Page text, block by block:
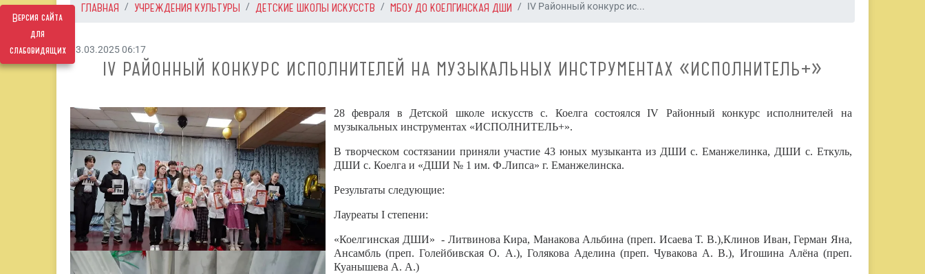
Версия сайта
для
слабовидящих
ГЛАВНАЯ УЧРЕЖДЕНИЯ КУЛЬТУРЫ ДЕТСКИЕ ШКОЛЫ ИСКУССТВ МБОУ ДО КОЕЛГИНСКАЯ ДШИ IV Районный конкурс ис...
03.03.2025 06:17
IV РАЙОННЫЙ КОНКУРС ИСПОЛНИТЕЛЕЙ НА МУЗЫКАЛЬНЫХ ИНСТРУМЕНТАХ «ИСПОЛНИТЕЛЬ+»
28 февраля в Детской школе искусств с. Коелга состоялся IV Районный конкурс исполнителей на
музыкальных инструментах «ИСПОЛНИТЕЛЬ+».
В творческом состязании приняли участие 43 юных музыканта из ДШИ с. Еманжелинка, ДШИ с. Еткуль,
ДШИ с. Коелга и «ДШИ № 1 им. Ф.Липса» г. Еманжелинска.
Результаты следующие:
Лауреаты I степени:
«Коелгинская ДШИ» - Литвинова Кира, Манакова Альбина (преп. Исаева Т. В.),Клинов Иван, Герман Яна,
Ансамбль (преп. Голейбивская О. А.), Голякова Аделина (преп. Чувакова А. В.), Игошина Алёна (преп.
Куанышева А. А.)